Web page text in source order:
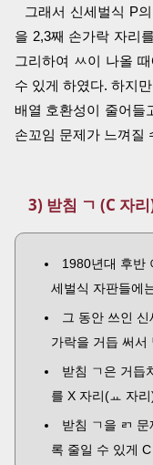
그래서 신세벌식 P
을 2,3째 손가락 자리
그리하여 ㅆ이 나올
수 있게 하였다. 하지
배열 호환성이 줄어들
손꼬임 문제가 느껴질
3) 받침 ㄱ (C 자
1980년대 후반
세벌식 자판들에
그 동안 쓰인
가락을 거듭 써서
받침 ㄱ은 거듭
를 X 자리(ㅛ 자
받침 ㄱ을 ㄺ
록 줄일 수 있게